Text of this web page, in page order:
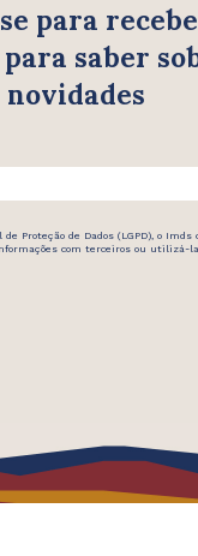
para
saber
de Proteção de Dados (LGPD), o
com terceiros ou utilizá-